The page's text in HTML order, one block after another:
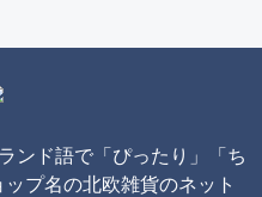
ンド語で「ぴったり」「ち
プ名の北欧雑貨のネット